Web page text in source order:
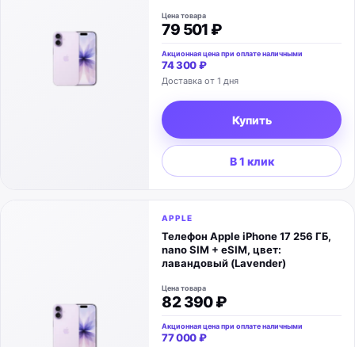
Цена товара
79 501 ₽
Акционная цена при оплате наличными
74 300 ₽
Доставка от 1 дня
Купить
В 1 клик
APPLE
Телефон Apple iPhone 17 256 ГБ,
nano SIM + eSIM, цвет:
лавандовый (Lavender)
Цена товара
82 390 ₽
Акционная цена при оплате наличными
77 000 ₽